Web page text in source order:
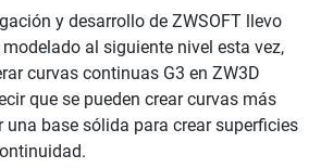
y desarrollo de ZWSOFT llevo
al siguiente nivel esta vez,
curvas continuas G3 en ZW3D
que se pueden crear curvas más
una base sólida para crear superficies